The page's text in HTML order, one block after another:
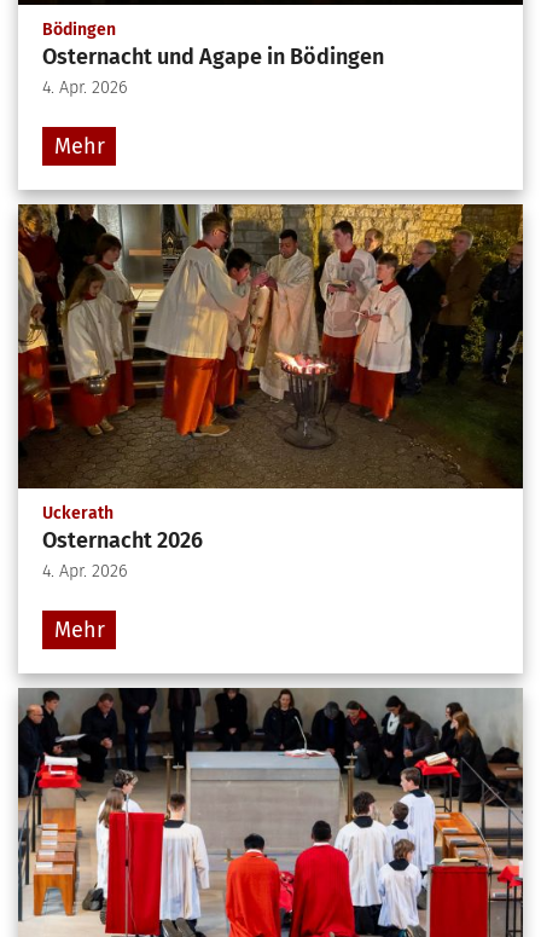
Bödingen:
Osternacht und Agape in Bödingen
4. Apr. 2026
Mehr
Uckerath:
Osternacht 2026
4. Apr. 2026
Mehr